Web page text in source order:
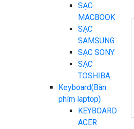
SẠC
MACBOOK
SẠC
SAMSUNG
SẠC SONY
SẠC
TOSHIBA
Keyboard(Bàn
phím laptop)
KEYBOARD
ACER